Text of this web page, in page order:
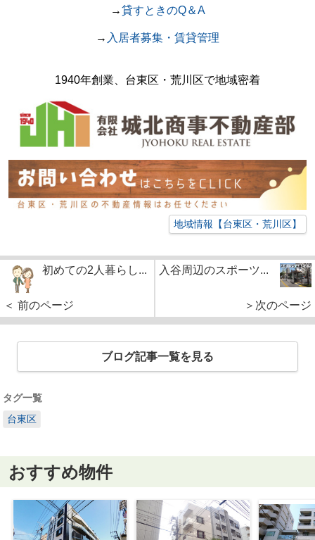
→貸すときのQ＆A
→ 入居者募集・賃貸管理
1940年創業、台東区・荒川区で地域密着
地域情報【台東区・荒川区】
初めての2人暮らし...
＜ 前のページ
入谷周辺のスポーツ...
＞次のページ
ブログ記事一覧を見る
タグ一覧
台東区
おすすめ物件